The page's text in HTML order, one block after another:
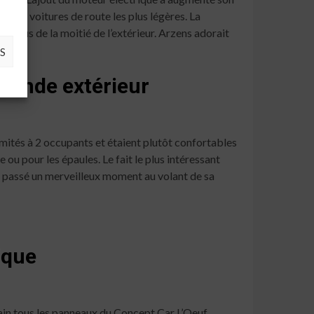
des voitures de route les plus légères. La
plus de la moitié de l’extérieur. Arzens adorait
extérieur
à 2 occupants et étaient plutôt confortables
pour les épaules. Le fait le plus intéressant
un merveilleux moment au volant de sa